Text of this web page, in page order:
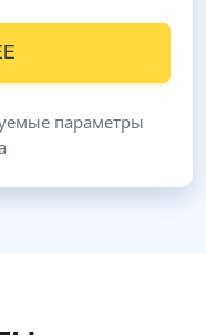
параметры